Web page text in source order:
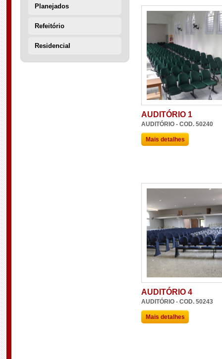
Planejados
Refeitório
Residencial
AUDITÓRIO 1
AUDITÓRIO - COD. 50240
Mais detalhes
AUDITÓRIO 4
AUDITÓRIO - COD. 50243
Mais detalhes